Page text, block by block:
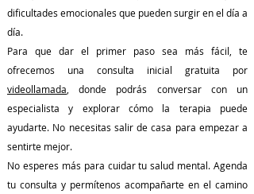
dificultades emocionales que pueden surgir en el día a
día.
Para que dar el primer paso sea más fácil, te
ofrecemos una consulta inicial gratuita por
videollamada , donde podrás conversar con un
especialista y explorar cómo la terapia puede
ayudarte. No necesitas salir de casa para empezar a
sentirte mejor.
No esperes más para cuidar tu salud mental. Agenda
tu consulta y permítenos acompañarte en el camino